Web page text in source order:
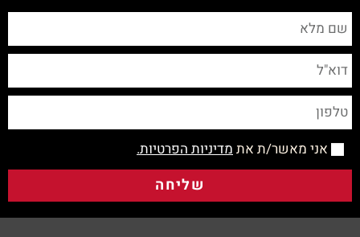
אני מאשר/ת אתמדיניות הפרטיות.
שליחה